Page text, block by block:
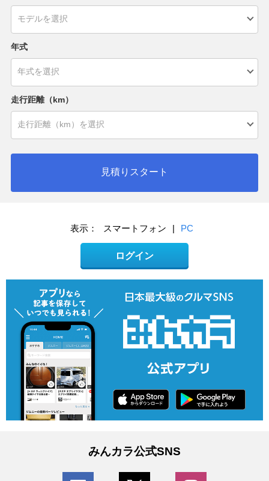
年式
走行距離（km）
見積りスタート
表示： スマートフォン | PC
ログイン
みんカラ公式SNS